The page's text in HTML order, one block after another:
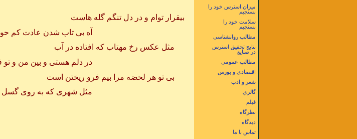
میزان استرس خود را
بسنجیم
سلامت خود را
بسنجیم
مطالب روانشناسی
نتایج تحقیق استرس
در صنایع
مطالب عمومی
اقتصادی و بورس
شعر و ادب
گالري
فيلم
نظرگاه
دیدگاه
تماس با ما
بیقرار توام و در دل تنگم گله هاست
آه بی تاب شدن عادت کم
مثل عکس رخ مهتاب که افتاده در آب
در دلم هستی و بین من و تو
بی تو هر لحضه مرا بیم فرو ریختن است
مثل شهری که به روی گسل